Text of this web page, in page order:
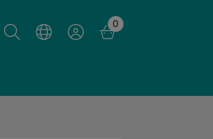
0